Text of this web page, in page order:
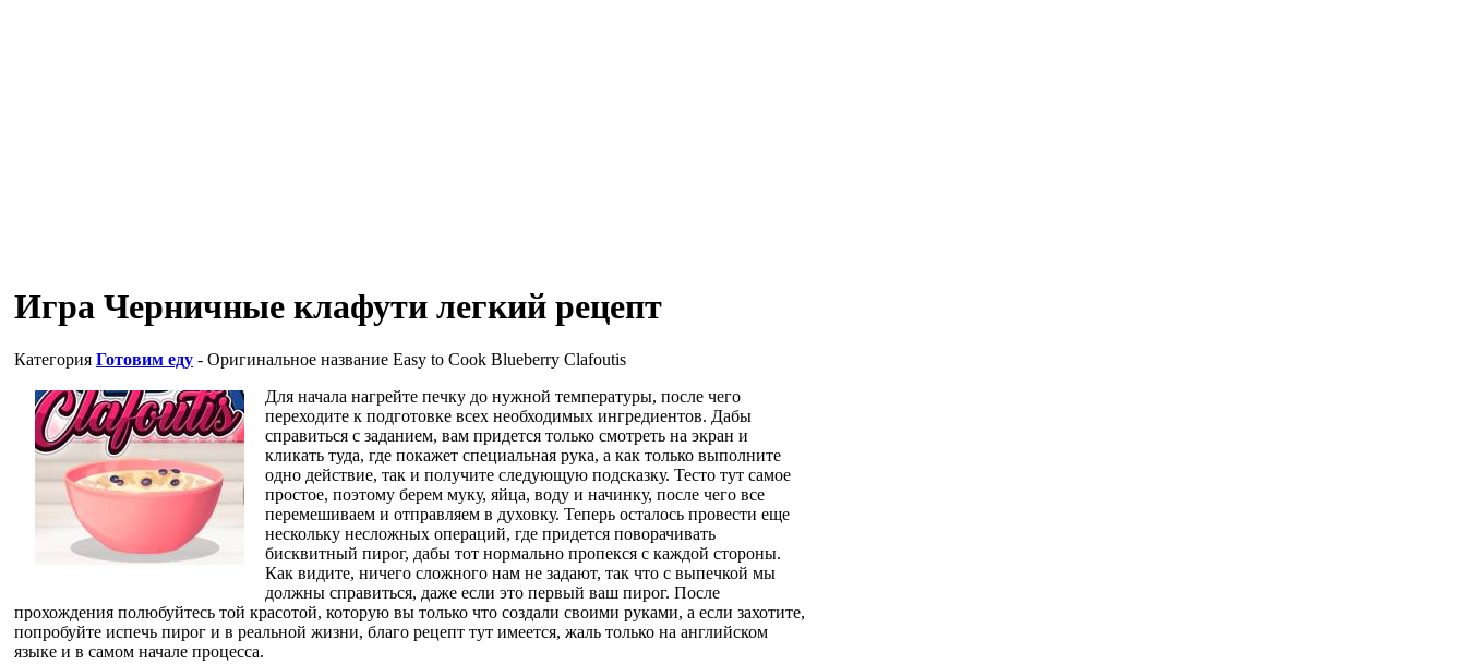
Игра Черничные клафути легкий рецепт
Категория Готовим еду - Оригинальное название Easy to Cook Blueberry Clafoutis
Для начала нагрейте печку до нужной температуры, после чего
переходите к подготовке всех необходимых ингредиентов. Дабы
справиться с заданием, вам придется только смотреть на экран и
кликать туда, где покажет специальная рука, а как только выполните
одно действие, так и получите следующую подсказку. Тесто тут самое
простое, поэтому берем муку, яйца, воду и начинку, после чего все
перемешиваем и отправляем в духовку. Теперь осталось провести еще
нескольку несложных операций, где придется поворачивать
бисквитный пирог, дабы тот нормально пропекся с каждой стороны.
Как видите, ничего сложного нам не задают, так что с выпечкой мы
должны справиться, даже если это первый ваш пирог. После
прохождения полюбуйтесь той красотой, которую вы только что создали своими руками, а если захотите,
попробуйте испечь пирог и в реальной жизни, благо рецепт тут имеется, жаль только на английском
языке и в самом начале процесса.